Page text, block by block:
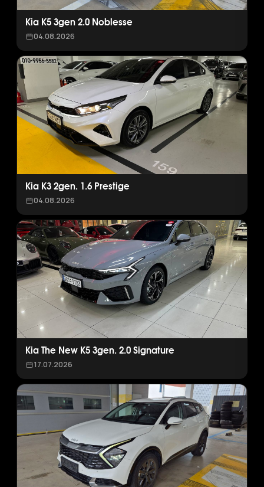
Kia K5 3gen 2.0 Noblesse
04.08.2026
Kia K3 2gen. 1.6 Prestige
04.08.2026
Kia The New K5 3gen. 2.0 Signature
17.07.2026